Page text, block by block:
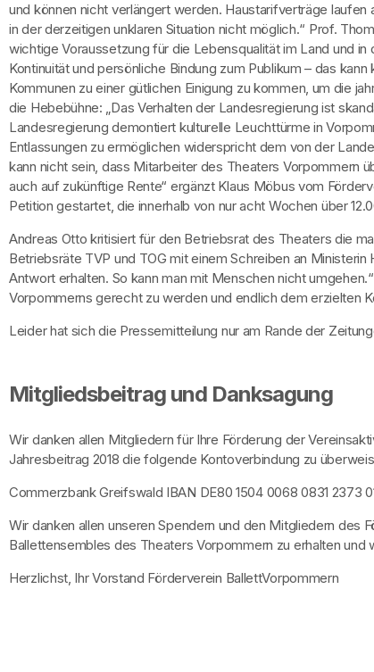
und können nicht verlängert werden. Haustarifverträge
in der derzeitigen unklaren Situation nicht möglich.“ Prof.
wichtige Voraussetzung für die Lebensqualität im Land und
Kontinuität und persönliche Bindung zum Publikum – das
Kommunen zu einer gütlichen Einigung zu kommen, um die
die Hebebühne: „Das Verhalten der Landesregierung ist
Landesregierung demontiert kulturelle Leuchttürme in
Entlassungen zu ermöglichen widerspricht dem von der
kann nicht sein, dass Mitarbeiter des Theaters Vorpommern
auch auf zukünftige Rente“ ergänzt Klaus Möbus vom
Petition gestartet, die innerhalb von nur acht Wochen über
Andreas Otto kritisiert für den Betriebsrat des Theaters die
Betriebsräte TVP und TOG mit einem Schreiben an
Antwort erhalten. So kann man mit Menschen nicht
Vorpommerns gerecht zu werden und endlich dem erzielten
Leider hat sich die Pressemitteilung nur am Rande der
Mitgliedsbeitrag und Danksagung
Wir danken allen Mitgliedern für Ihre Förderung der
Jahresbeitrag 2018 die folgende Kontoverbindung zu
Commerzbank Greifswald IBAN DE80 1504 0068 0831 2373
Wir danken allen unseren Spendern und den Mitgliedern des
Ballettensembles des Theaters Vorpommern zu erhalten und
Herzlichst, Ihr Vorstand Förderverein BallettVorpommern